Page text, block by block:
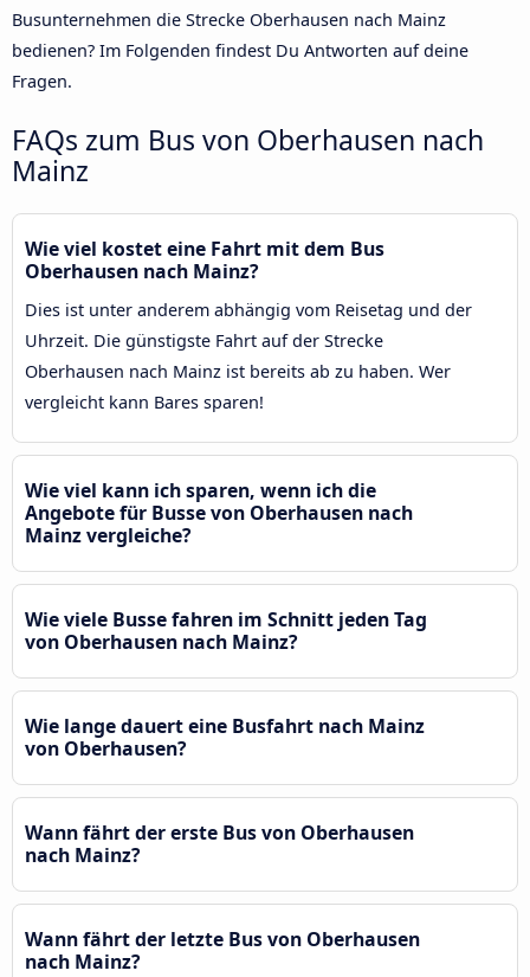
Busunternehmen die Strecke Oberhausen nach Mainz
bedienen? Im Folgenden findest Du Antworten auf deine
Fragen.
FAQs zum Bus von Oberhausen nach
Mainz
Wie viel kostet eine Fahrt mit dem Bus
Oberhausen nach Mainz?
Dies ist unter anderem abhängig vom Reisetag und der
Uhrzeit. Die günstigste Fahrt auf der Strecke
Oberhausen nach Mainz ist bereits ab zu haben. Wer
vergleicht kann Bares sparen!
Wie viel kann ich sparen, wenn ich die
Angebote für Busse von Oberhausen nach
Mainz vergleiche?
Wie viele Busse fahren im Schnitt jeden Tag
von Oberhausen nach Mainz?
Wie lange dauert eine Busfahrt nach Mainz
von Oberhausen?
Wann fährt der erste Bus von Oberhausen
nach Mainz?
Wann fährt der letzte Bus von Oberhausen
nach Mainz?